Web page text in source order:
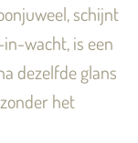
schijnt
wacht, is een
dezelfde glans
het